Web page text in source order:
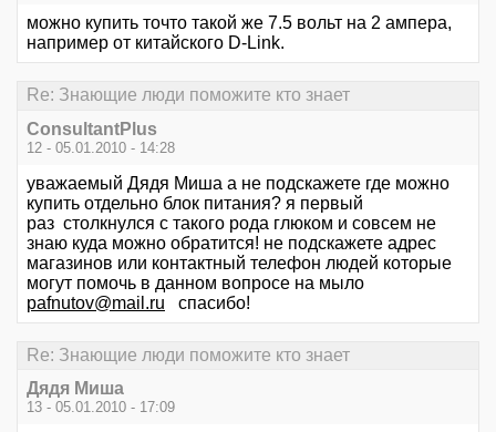
можно купить точто такой же 7.5 вольт на 2 ампера,
например от китайского D-Link.
Re: Знающие люди поможите кто знает
ConsultantPlus
12 - 05.01.2010 - 14:28
уважаемый Дядя Миша а не подскажете где можно
купить отдельно блок питания? я первый
раз столкнулся с такого рода глюком и совсем не
знаю куда можно обратится! не подскажете адрес
магазинов или контактный телефон людей которые
могут помочь в данном вопросе на мыло
pafnutov@mail.ru спасибо!
Re: Знающие люди поможите кто знает
Дядя Миша
13 - 05.01.2010 - 17:09